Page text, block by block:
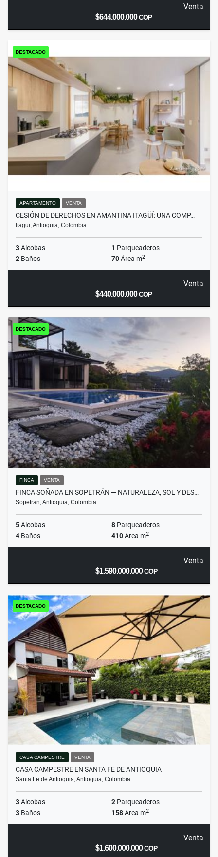
Venta
$644.000.000COP
DESTACADO
APARTAMENTO VENTA
CESIÓN DE DERECHOS EN AMANTINA ITAGÜÍ: UNA COMP…
Itagui, Antioquia, Colombia
3Alcobas 1 Parqueaderos
2 Baños 70Área m2
Venta
$440.000.000COP
DESTACADO
FINCA VENTA
FINCA SOÑADA EN SOPETRÁN — NATURALEZA, SOL Y DES…
Sopetran, Antioquia, Colombia
5Alcobas 8 Parqueaderos
4 Baños 410Área m2
Venta
$1.590.000.000COP
DESTACADO
CASA CAMPESTRE VENTA
CASA CAMPESTRE EN SANTA FE DE ANTIOQUIA
Santa Fe de Antioquia, Antioquia, Colombia
3Alcobas 2 Parqueaderos
3 Baños 158Área m2
Venta
$1.600.000.000COP